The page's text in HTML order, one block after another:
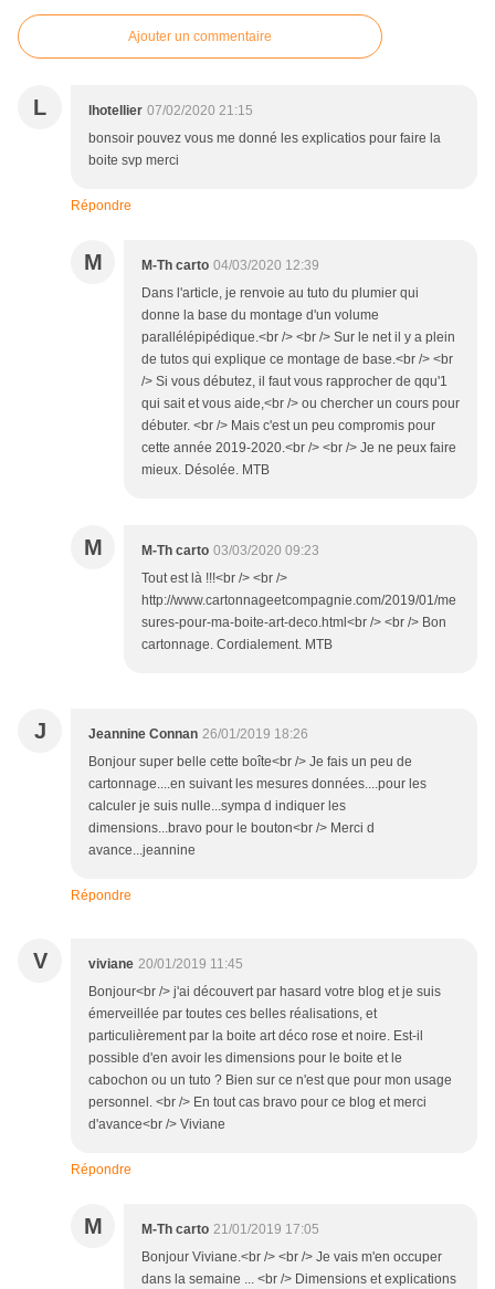
Ajouter un commentaire
L lhotellier 07/02/2020 21:15
bonsoir pouvez vous me donné les explicatios pour faire la
boite svp merci
Répondre
M M-Th carto 04/03/2020 12:39
Dans l'article, je renvoie au tuto du plumier qui
donne la base du montage d'un volume
parallélépipédique.<br /> <br /> Sur le net il y a plein
de tutos qui explique ce montage de base.<br /> <br
/> Si vous débutez, il faut vous rapprocher de qqu'1
qui sait et vous aide,<br /> ou chercher un cours pour
débuter. <br /> Mais c'est un peu compromis pour
cette année 2019-2020.<br /> <br /> Je ne peux faire
mieux. Désolée. MTB
M M-Th carto 03/03/2020 09:23
Tout est là !!!<br /> <br />
http://www.cartonnageetcompagnie.com/2019/01/me
sures-pour-ma-boite-art-deco.html<br /> <br /> Bon
cartonnage. Cordialement. MTB
J Jeannine Connan 26/01/2019 18:26
Bonjour super belle cette boîte<br /> Je fais un peu de
cartonnage....en suivant les mesures données....pour les
calculer je suis nulle...sympa d indiquer les
dimensions...bravo pour le bouton<br /> Merci d
avance...jeannine
Répondre
V viviane 20/01/2019 11:45
Bonjour<br /> j'ai découvert par hasard votre blog et je suis
émerveillée par toutes ces belles réalisations, et
particulièrement par la boite art déco rose et noire. Est-il
possible d'en avoir les dimensions pour le boite et le
cabochon ou un tuto ? Bien sur ce n'est que pour mon usage
personnel. <br /> En tout cas bravo pour ce blog et merci
d'avance<br /> Viviane
Répondre
M M-Th carto 21/01/2019 17:05
Bonjour Viviane.<br /> <br /> Je vais m'en occuper
dans la semaine ... <br /> Dimensions et explications